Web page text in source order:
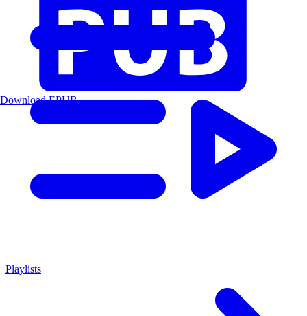
Playlists
Download EPUB